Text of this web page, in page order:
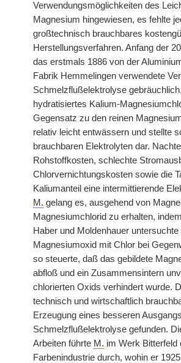
Verwendungsmöglichkeiten des
Magnesium hingewiesen, es fehlte
großtechnisch brauchbares
Herstellungsverfahren. Anfang der
das erstmals 1886 von der
Fabrik Hemmelingen verwendete
Schmelzflußelektrolyse
hydratisiertes Kalium-
Gegensatz zu den reinen
relativ leicht entwässern und stellte
brauchbaren Elektrolyten dar.
Rohstoffkosten, schlechte
Chlorvernichtungskosten sowie die
Kaliumanteil eine intermittierende
M. gelang es, ausgehend von
Magnesiumchlorid zu erhalten,
Haber und Moldenhauer
Magnesiumoxid mit Chlor bei
so steuerte, daß das gebildete
abfloß und ein Zusammensintern
chlorierten Oxids verhindert wurde.
technisch und wirtschaftlich
Erzeugung eines besseren
Schmelzflußelektrolyse gefunden.
Arbeiten führte M. im Werk Bitterfeld
Farbenindustrie durch, wohin er